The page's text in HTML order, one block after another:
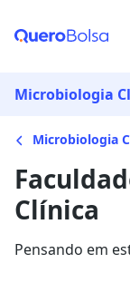
Microbiologia
Microbiologia
Clínica
Pensando em